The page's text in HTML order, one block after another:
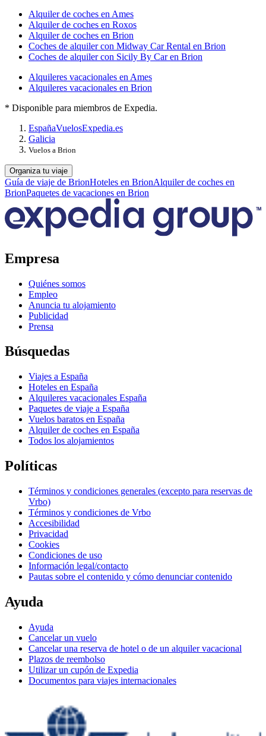
Alquiler de coches en Ames
Alquiler de coches en Roxos
Alquiler de coches en Brion
Coches de alquiler con Midway Car Rental en Brion
Coches de alquiler con Sicily By Car en Brion
Alquileres vacacionales en Ames
Alquileres vacacionales en Brion
* Disponible para miembros de Expedia.
EspañaVuelosExpedia.es
Galicia
Vuelos a Brion
Organiza tu viaje
Guía de viaje de BrionHoteles en BrionAlquiler de coches en
BrionPaquetes de vacaciones en Brion
Empresa
Quiénes somos
Empleo
Anuncia tu alojamiento
Publicidad
Prensa
Búsquedas
Viajes a España
Hoteles en España
Alquileres vacacionales España
Paquetes de viaje a España
Vuelos baratos en España
Alquiler de coches en España
Todos los alojamientos
Políticas
Términos y condiciones generales (excepto para reservas de
Vrbo)
Términos y condiciones de Vrbo
Accesibilidad
Privacidad
Cookies
Condiciones de uso
Información legal/contacto
Pautas sobre el contenido y cómo denunciar contenido
Ayuda
Ayuda
Cancelar un vuelo
Cancelar una reserva de hotel o de un alquiler vacacional
Plazos de reembolso
Utilizar un cupón de Expedia
Documentos para viajes internacionales